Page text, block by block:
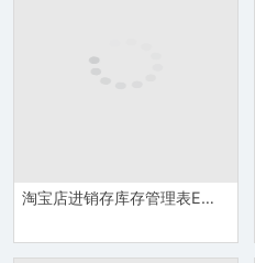
淘宝店进销存库存管理表Excel模板